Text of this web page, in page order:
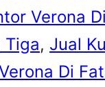
Verona
Tiga, Jual
Di